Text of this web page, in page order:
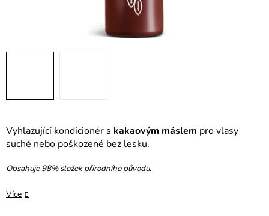
Vyhlazující kondicionér s kakaovým máslem pro vlasy
suché nebo poškozené bez lesku.
Obsahuje 98% složek přírodního původu.
Více